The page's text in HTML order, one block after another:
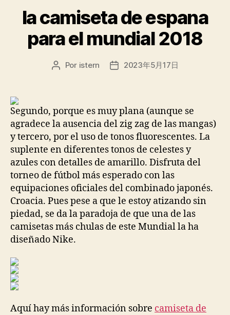
la camiseta de espana
para el mundial 2018
Autor
Por istern
Fecha2023年5月17日
Segundo, porque es muy plana (aunque se
agradece la ausencia del zig zag de las mangas)
y tercero, por el uso de tonos fluorescentes. La
suplente en diferentes tonos de celestes y
azules con detalles de amarillo. Disfruta del
torneo de fútbol más esperado con las
equipaciones oficiales del combinado japonés.
Croacia. Pues pese a que le estoy atizando sin
piedad, se da la paradoja de que una de las
camisetas más chulas de este Mundial la ha
diseñado Nike.
Aquí hay más información sobre camiseta de